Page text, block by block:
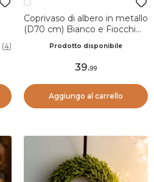
(4)
Coprivaso di albero in metallo
(D70 cm) Bianco e Fiocchi
Prodotto disponibile
39.99
Aggiungo al carrello